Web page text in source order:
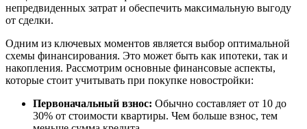
непредвиденных затрат и обеспечить максимальную выгоду
от сделки.
Одним из ключевых моментов является выбор оптимальной
схемы финансирования. Это может быть как ипотеки, так и
накопления. Рассмотрим основные финансовые аспекты,
которые стоит учитывать при покупке новостройки:
Первоначальный взнос: Обычно составляет от 10 до
30% от стоимости квартиры. Чем больше взнос, тем